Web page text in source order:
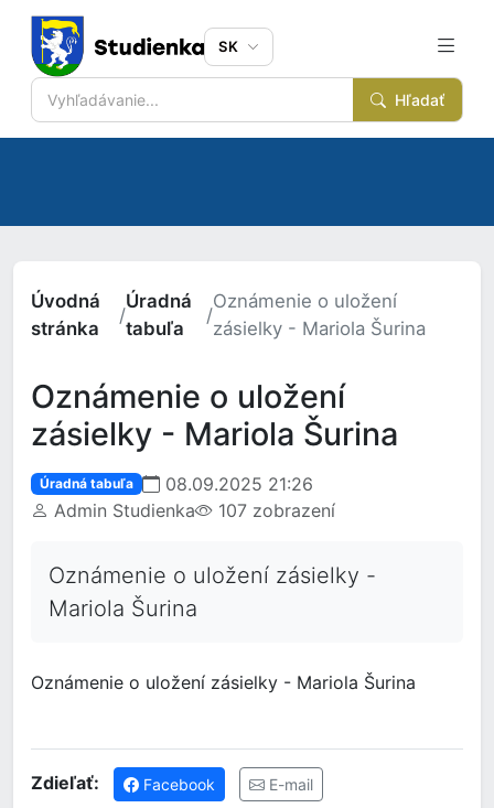
Hľadať
SK
Úvodná
stránka
/
Úradná
tabuľa
/
Oznámenie o uložení
zásielky - Mariola Šurina
Oznámenie o uložení
zásielky - Mariola Šurina
Úradná tabuľa
08.09.2025 21:26
Admin Studienka
107 zobrazení
Oznámenie o uložení zásielky -
Mariola Šurina
Oznámenie o uložení zásielky - Mariola Šurina
Zdieľať: Facebook E-mail